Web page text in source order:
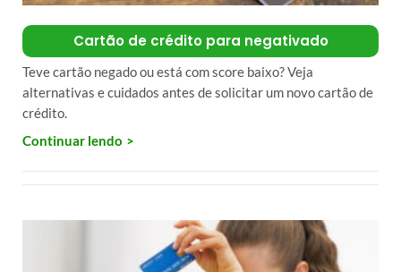
Cartão de crédito para negativado
Teve cartão negado ou está com score baixo? Veja
alternativas e cuidados antes de solicitar um novo cartão de
crédito.
Continuar lendo